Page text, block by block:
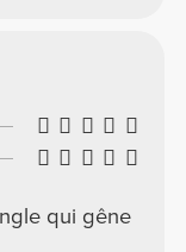
qui gêne